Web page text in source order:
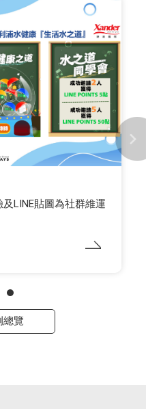
LINE貼圖為社群維運
總覽